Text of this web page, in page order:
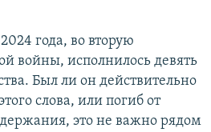
года, во вторую
войны, исполнилось девять
Был ли он действительно
слова, или погиб от
это не важно рядом